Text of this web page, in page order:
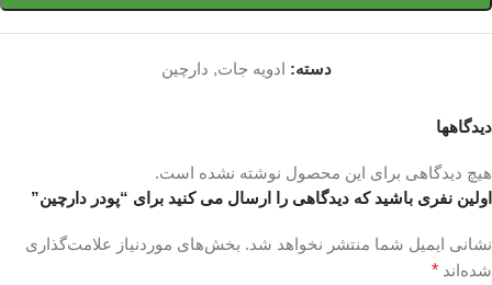
دسته: ادویه جات, دارچین
دیدگاهها
هیچ دیدگاهی برای این محصول نوشته نشده است.
اولین نفری باشید که دیدگاهی را ارسال می کنید برای “پودر دارچین”
نشانی ایمیل شما منتشر نخواهد شد. بخش‌های موردنیاز علامت‌گذاری
شده‌اند *